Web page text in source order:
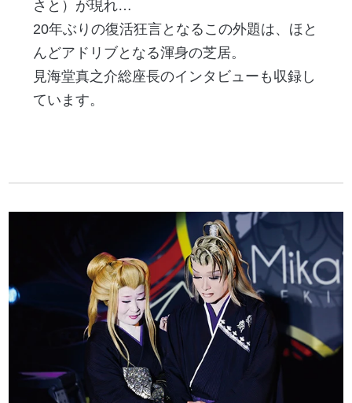
さと）が現れ…
20年ぶりの復活狂言となるこの外題は、ほと
んどアドリブとなる渾身の芝居。
見海堂真之介総座長のインタビューも収録し
ています。